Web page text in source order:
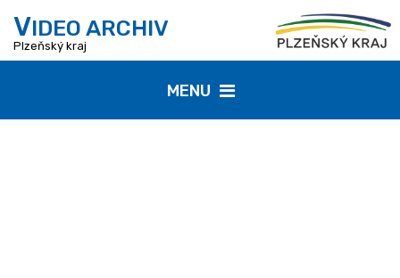
VIDEO ARCHIV
Plzeňský kraj
MENU